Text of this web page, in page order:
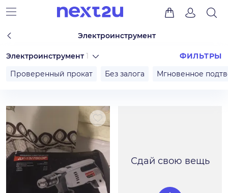
Электроинструмент
Электроинструмент 1
ФИЛЬТРЫ
Проверенный прокат
Без залога Мгновенное
Сдай свою вещь